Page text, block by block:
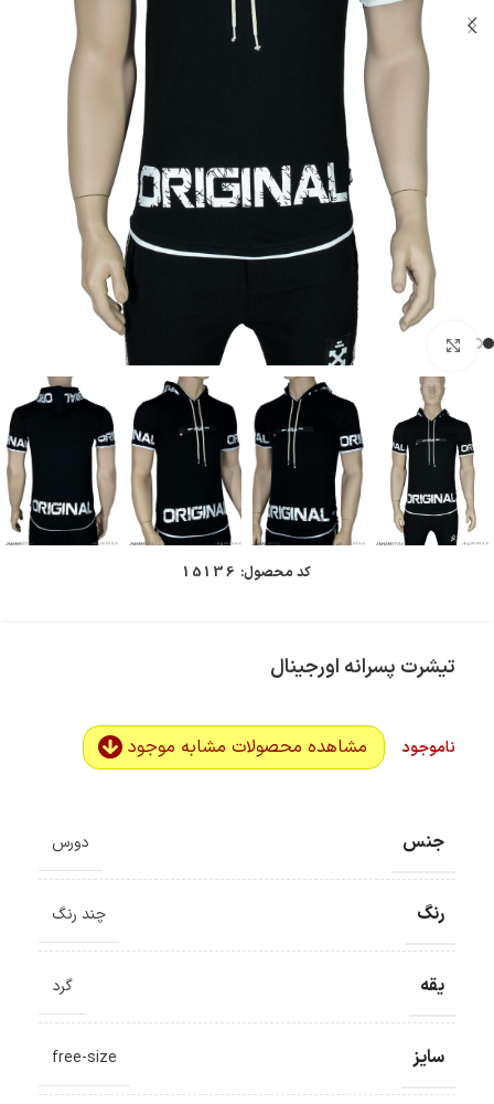
بزرگنمایی تصویر
کد محصول: 15136
تیشرت پسرانه اورجینال
ناموجود مشاهده محصولات مشابه موجود
جنس دورس
رنگ چند رنگ
یقه گرد
سایز free-size
گارانتی معتبر برای تمامی محصولات ارائه می‌شود.
ارسال سریع و رایگان
سفارش‌های بیش از500 هزار تومان ، رایگان به سراسر کشور